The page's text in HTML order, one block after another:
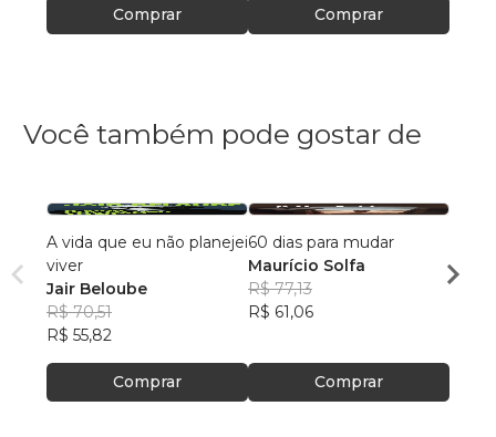
Comprar Comprar
Você também pode gostar de
A vida que eu não planejei
viver
Jair Beloube
R$ 70,51
R$ 55,82
Comprar
60 dias para mudar
Maurício Solfa
R$ 77,13
R$ 61,06
Comprar
R$